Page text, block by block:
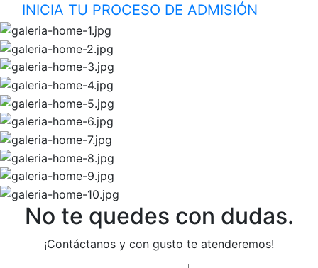
INICIA TU PROCESO DE ADMISIÓN
No te quedes con dudas.
¡Contáctanos y con gusto te atenderemos!